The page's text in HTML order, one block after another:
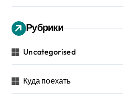
Рубрики
Uncategorised
Куда поехать